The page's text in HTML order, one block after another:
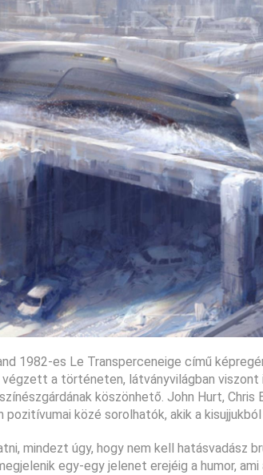
1982-es Le Transperceneige című
a történeten, látványvilágban viszont
köszönhető. John Hurt, Chris
közé sorolhatók, akik a
mindezt úgy, hogy nem kell hatásvadász
egy-egy jelenet erejéig a humor,